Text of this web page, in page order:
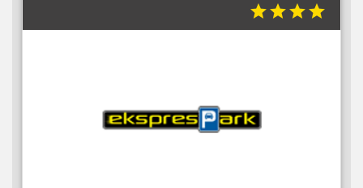
starstarstarstar